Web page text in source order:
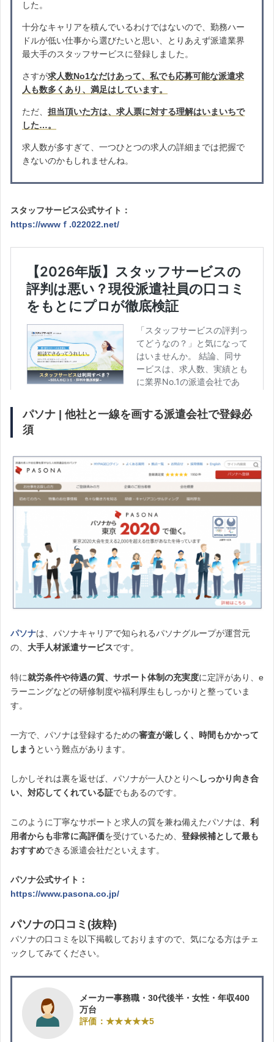
した。
十分なキャリアを積んでいるわけではないので、勤務ハー
ドルが低い仕事から選びたいと思い、とりあえず派遣業界
最大手のスタッフサービスに登録しました。
さすが求人数No1なだけあって、私でも応募可能な派遣求
人も数多くあり、満足はしています。
ただ、 担当頂いた方は、求人票に対する理解はいまいちで
した…。
求人数が多すぎて、一つひとつの求人の詳細までは把握で
きないのかもしれませんね。
スタッフサービス公式サイト：
https://wwwｆ.022022.net/
パソナ | 他社と一線を画する派遣会社で登録必
須
パソナは、パソナキャリアで知られるパソナグループが運営元
の、 大手人材派遣サービスです。
特に就労条件や待遇の質、サポート体制の充実度に定評があり、e
ラーニングなどの研修制度や福利厚生もしっかりと整っていま
す。
一方で、パソナは登録するための審査が厳しく、時間もかかって
しまう という難点があります。
しかしそれは裏を返せば、パソナが一人ひとりへしっかり向き合
い、対応してくれている証でもあるのです。
このように丁寧なサポートと求人の質を兼ね備えたパソナは、 利
用者からも非常に高評価を受けているため、 登録候補として最も
おすすめできる派遣会社だといえます。
パソナ公式サイト：
https://www.pasona.co.jp/
パソナの口コミ(抜粋)
パソナの口コミを以下掲載しておりますので、気になる方はチェ
ックしてみてください。
メーカー事務職・30代後半・女性・年収400
万台
評価：★★★★★5